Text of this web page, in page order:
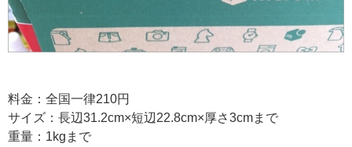
料金：全国一律210円
サイズ：長辺31.2cm×短辺22.8cm×厚さ3cmまで
重量：1kgまで